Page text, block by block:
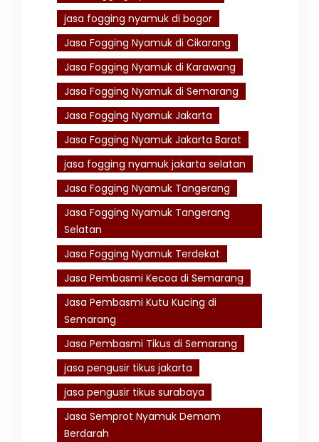
jasa fogging nyamuk di bogor
Jasa Fogging Nyamuk di Cikarang
Jasa Fogging Nyamuk di Karawang
Jasa Fogging Nyamuk di Semarang
Jasa Fogging Nyamuk Jakarta
Jasa Fogging Nyamuk Jakarta Barat
jasa fogging nyamuk jakarta selatan
Jasa Fogging Nyamuk Tangerang
Jasa Fogging Nyamuk Tangerang
Selatan
Jasa Fogging Nyamuk Terdekat
Jasa Pembasmi Kecoa di Semarang
Jasa Pembasmi Kutu Kucing di
Semarang
Jasa Pembasmi Tikus di Semarang
jasa pengusir tikus jakarta
jasa pengusir tikus surabaya
Jasa Semprot Nyamuk Demam
Berdarah